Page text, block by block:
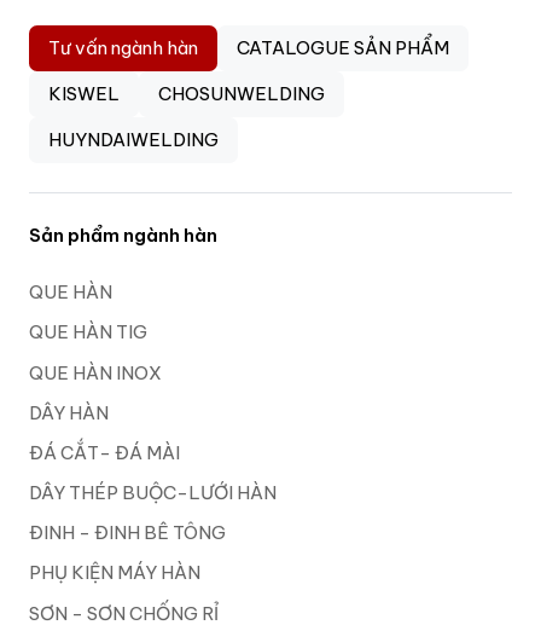
Tư vấn ngành hàn
CATALOGUE SẢN PHẨM
KISWEL
CHOSUNWELDING
HUYNDAIWELDING
Sản phẩm ngành hàn
QUE HÀN
QUE HÀN TIG
QUE HÀN INOX
DÂY HÀN
ĐÁ CẮT- ĐÁ MÀI
DÂY THÉP BUỘC-LƯỚI HÀN
ĐINH - ĐINH BÊ TÔNG
PHỤ KIỆN MÁY HÀN
SƠN - SƠN CHỐNG RỈ